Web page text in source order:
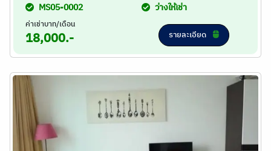
MS05-0002 ว่างให้เช่า
ค่าเช่าบาท/เดือน
18,000.- รายละเอียด